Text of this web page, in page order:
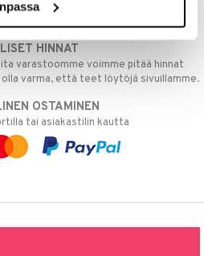
lähetetään normaalisti samana
HINNAT
varastoomme voimme pitää hinnat
olla varma, että teet löytöjä sivuillamme.
OSTAMINEN
tai asiakastilin kautta